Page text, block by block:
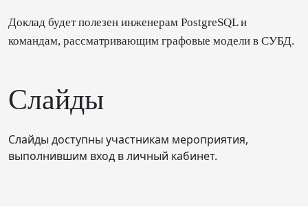
Доклад будет полезен инженерам PostgreSQL и
командам, рассматривающим графовые модели в СУБД.
Слайды
Слайды доступны участникам мероприятия,
выполнившим вход в личный кабинет.